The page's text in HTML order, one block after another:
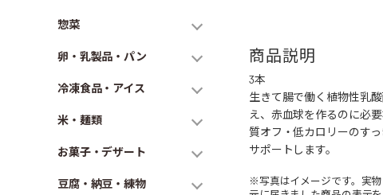
惣菜
卵・乳製品・パン
冷凍食品・アイス
米・麺類
お菓子・デザート
豆腐・納豆・練物
商品説明
3本
生きて腸で働く植物性乳
え、赤血球を作るのに必
質オフ・低カロリーのす
サポートします。
※写真はイメージです。実